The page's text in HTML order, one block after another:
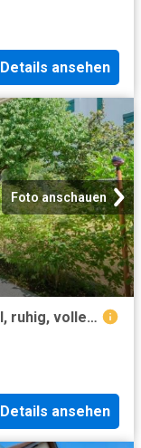
Details ansehen
Foto anschauen
4.5 Zimmer Gartenwohnung: zentral, ruhig, voller Lebensqualität
Details ansehen